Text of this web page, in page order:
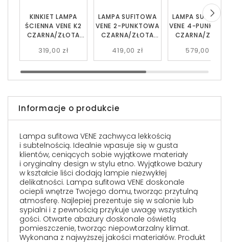
LAMPA SUFITOWA
VENE 2-PUNKTOWA
CZARNA/ZŁOTA
419,00 zł
LAMPA
VENE 4-
CZARNA/ZŁOTA
579,00 zł
KINKIET LAMPA
ŚCIENNA VENE K2
CZARNA/ZŁOTA
319,00 zł
Informacje o produkcie
Lampa sufitowa VENE zachwyca lekkością
i subtelnością. Idealnie wpasuje się w gusta
klientów, ceniących sobie wyjątkowe materiały
i oryginalny design w stylu etno. Wyjątkowe bażury
w kształcie liści dodają lampie niezwykłej
delikatności. Lampa sufitowa VENE doskonale
ociepli wnętrze Twojego domu, tworząc przytulną
atmosferę. Najlepiej prezentuje się w salonie lub
sypialni i z pewnością przykuje uwagę wszystkich
gości. Otwarte abażury doskonale oświetlą
pomieszczenie, tworząc niepowtarzalny klimat.
Wykonana z najwyższej jakości materiałów. Produkt